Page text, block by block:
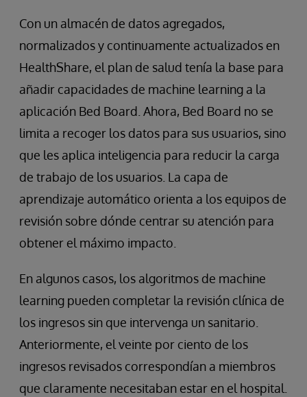
Con un almacén de datos agregados,
normalizados y continuamente actualizados en
HealthShare, el plan de salud tenía la base para
añadir capacidades de machine learning a la
aplicación Bed Board. Ahora, Bed Board no se
limita a recoger los datos para sus usuarios, sino
que les aplica inteligencia para reducir la carga
de trabajo de los usuarios. La capa de
aprendizaje automático orienta a los equipos de
revisión sobre dónde centrar su atención para
obtener el máximo impacto.
En algunos casos, los algoritmos de machine
learning pueden completar la revisión clínica de
los ingresos sin que intervenga un sanitario.
Anteriormente, el veinte por ciento de los
ingresos revisados correspondían a miembros
que claramente necesitaban estar en el hospital.